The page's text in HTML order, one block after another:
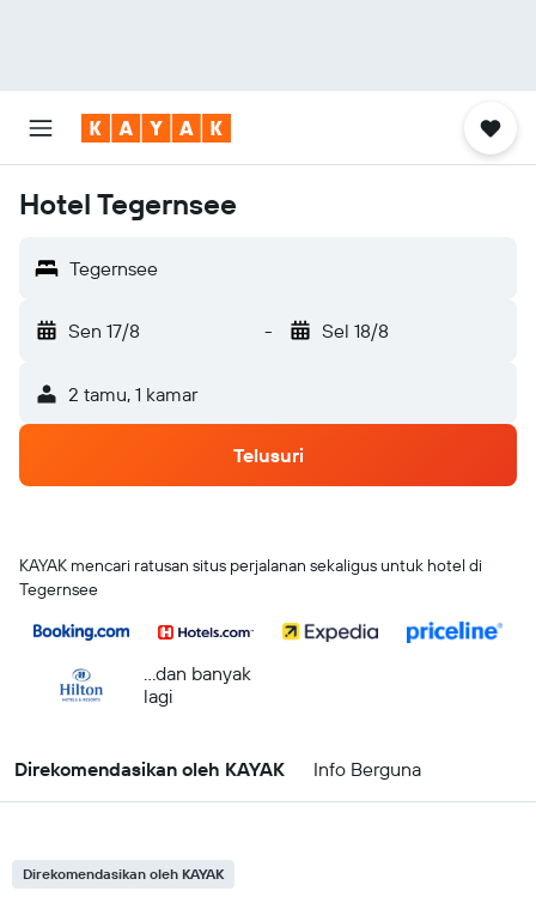
Hotel Tegernsee
Tegernsee
Sen 17/8 - Sel 18/8
2 tamu, 1 kamar
Telusuri
KAYAK mencari ratusan situs perjalanan sekaligus untuk hotel di
Tegernsee
...dan banyak
lagi
Direkomendasikan oleh KAYAK Info Berguna
Direkomendasikan oleh KAYAK